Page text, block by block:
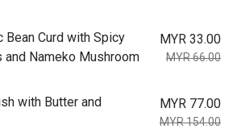
Bean Curd with Spicy
and Nameko Mushroom
MYR 33.00
MYR 66.00
with Butter and
MYR 77.00
MYR 154.00